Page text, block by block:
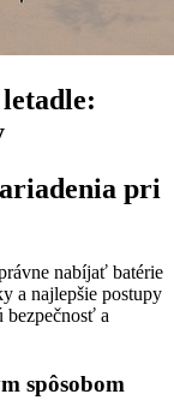
pri
nabíjať batérie
a najlepšie postupy
bezpečnosť a
spôsobom